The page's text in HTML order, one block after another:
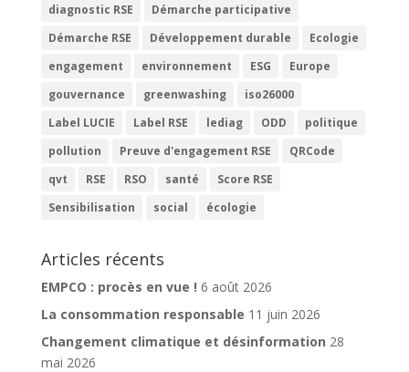
diagnostic RSE
Démarche participative
Démarche RSE
Développement durable
Ecologie
engagement
environnement ESG
Europe
gouvernance
greenwashing
iso26000
Label LUCIE
Label RSE lediag ODD
politique
pollution
Preuve d'engagement RSE
QRCode
qvt
RSE RSO santé
Score RSE
Sensibilisation
social écologie
Articles récents
EMPCO : procès en vue ! 6 août 2026
La consommation responsable 11 juin 2026
Changement climatique et désinformation 28
mai 2026